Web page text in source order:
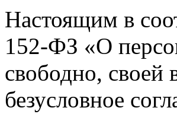
Настоящим в
152-ФЗ «О
свободно, своей
безусловное